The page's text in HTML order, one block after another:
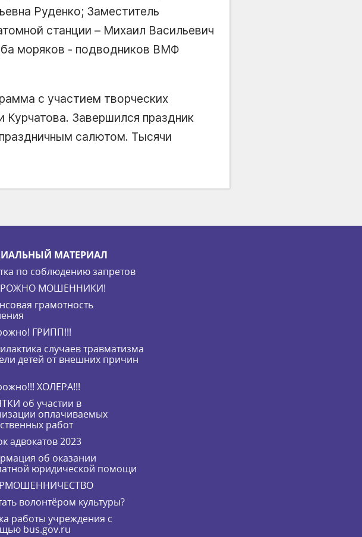
Руденко; Заместитель
станции – Михаил Васильевич
моряков - подводников ВМФ
с участием творческих
Курчатова. Завершился праздник
салютом. Тысячи
МАТЕРИАЛ
по соблюдению запретов
МОШЕННИКИ!
грамотность
ГРИПП!!!
случаев травматизма
детей от внешних причин
ХОЛЕРА!!!
об участии в
оплачиваемых
работ
адвокатов 2023
об оказании
юридической помощи
волонтёром культуры?
работы учреждения с
bus.gov.ru